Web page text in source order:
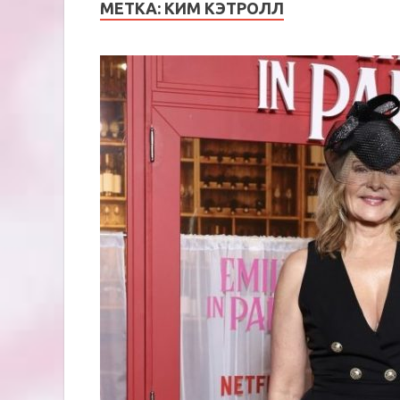
МЕТКА: КИМ КЭТРОЛЛ